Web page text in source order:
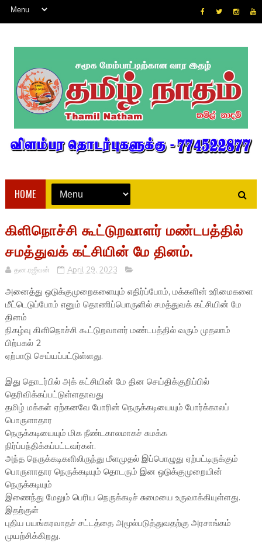
HOME
கிளிநொச்சி கூட்டுறவாளர் மண்டபத்தில்
சமத்துவக் கட்சியின் மே தினம்.
தன.ரஜீவன் April 29, 2023
அனைத்து ஒடுக்குமுறைகளையும் எதிர்ப்போம், மக்களின் உரிமைகளை
மீட்டெடுப்போம் எனும் தொணிப்பொருளில் சமத்துவக் கட்சியின் மே
தினம்
நிகழ்வு கிளிநொச்சி கூட்டுறவாளர் மண்டபத்தில் வரும் முதலாம்
பிற்பகல் 2
ஏற்பாடு செய்யப்பட்டுள்ளது.
இது தொடர்பில் அக் கட்சியின் மே தின செய்திக்குறிப்பில்
தெரிவிக்கப்பட்டுள்ளதாவது
தமிழ் மக்கள் ஏற்கனவே போரின் நெருக்கடியையும் போர்க்காலப்
பொருளாதார
நெருக்கடியையும் மிக நீண்டகாலமாகச் சுமக்க
நிர்ப்பந்திக்கப்பட்டவர்கள்.
அந்த நெருக்கடிகளிலிருந்து மீளமுதல் இப்பொழுது ஏற்பட்டிருக்கும்
பொருளாதார நெருக்கடியும் தொடரும் இன ஒடுக்குமுறையின்
நெருக்கடியும்
இணைந்து மேலும் பெரிய நெருக்கடிச் சுமையை உருவாக்கியுள்ளது.
இதற்குள்
புதிய பயங்கரவாதச் சட்டத்தை அமூல்படுத்துவதற்கு அரசாங்கம்
முயற்சிக்கிறது.